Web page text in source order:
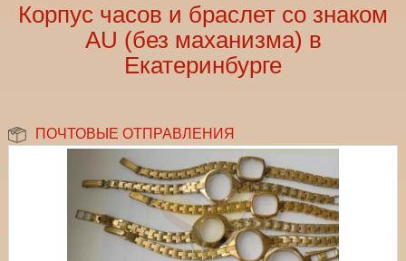
Корпус часов и браслет со знаком
AU (без маханизма) в
Екатеринбурге
ПОЧТОВЫЕ ОТПРАВЛЕНИЯ